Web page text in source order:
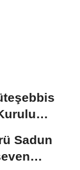
Sadun